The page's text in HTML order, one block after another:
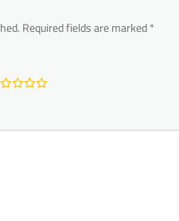
Required fields are marked*